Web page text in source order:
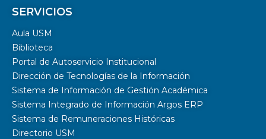
SERVICIOS
Aula USM
Biblioteca
Portal de Autoservicio Institucional
Dirección de Tecnologías de la Información
Sistema de Información de Gestión Académica
Sistema Integrado de Información Argos ERP
Sistema de Remuneraciones Históricas
Directorio USM